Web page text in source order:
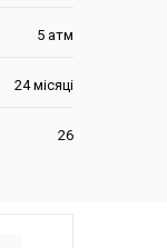
5 атм
24 місяці
26